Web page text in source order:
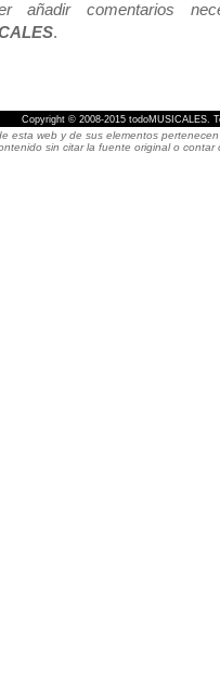
añadir comentarios
.
Copyright © 2008-2015 todoMUSICALES.
esta web y de sus elementos
sin citar la fuente original o